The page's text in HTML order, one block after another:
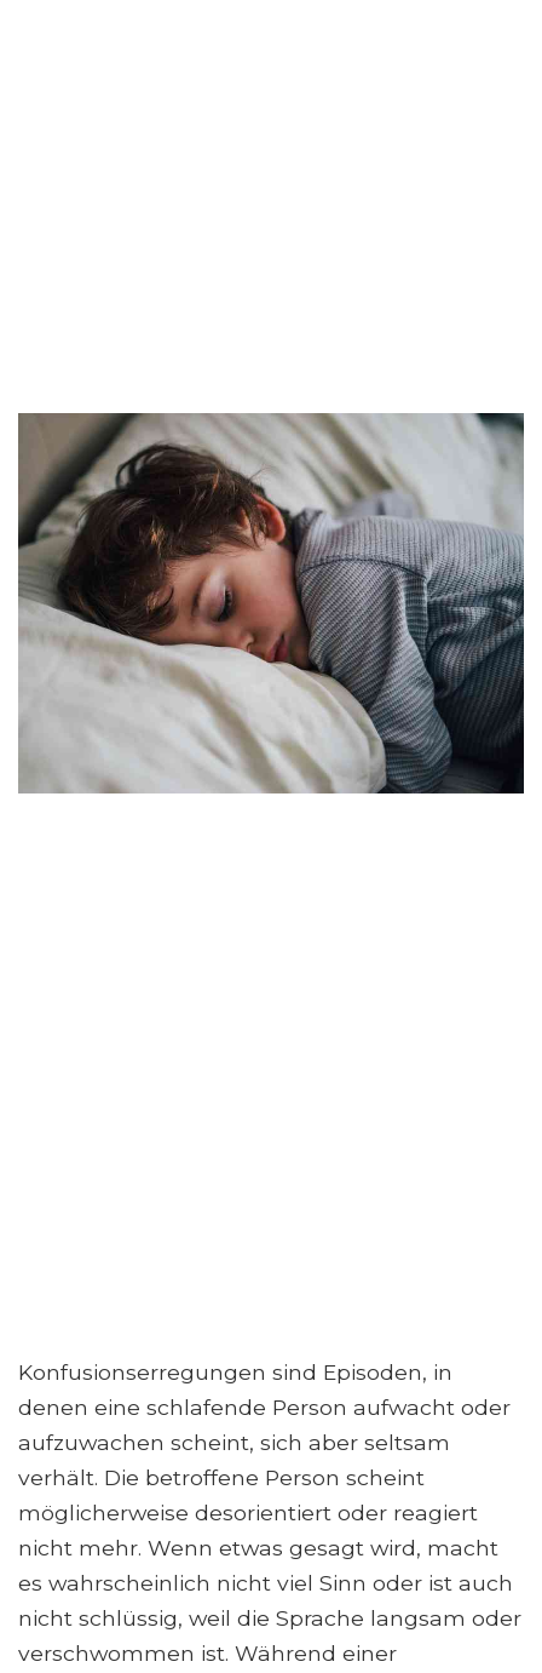
Konfusionserregungen sind Episoden, in
denen eine schlafende Person aufwacht oder
aufzuwachen scheint, sich aber seltsam
verhält. Die betroffene Person scheint
möglicherweise desorientiert oder reagiert
nicht mehr. Wenn etwas gesagt wird, macht
es wahrscheinlich nicht viel Sinn oder ist auch
nicht schlüssig, weil die Sprache langsam oder
verschwommen ist. Während einer